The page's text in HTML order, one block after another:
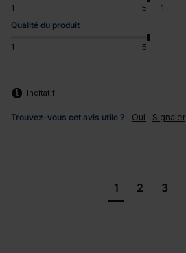
1 5 1
Qualité du produit
1 5
Incitatif
Trouvez-vous cet avis utile ? Oui Signaler
1 2 3